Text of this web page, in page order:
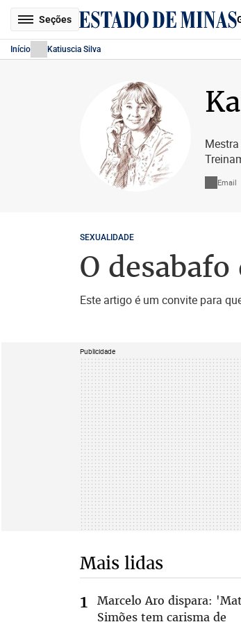
Seções
Início Katiuscia Silva
Email
SEXUALIDADE
O
Este artigo é um convite para
Publicidade
Mais lidas
Marcelo Aro dispara:
Simões tem carisma de